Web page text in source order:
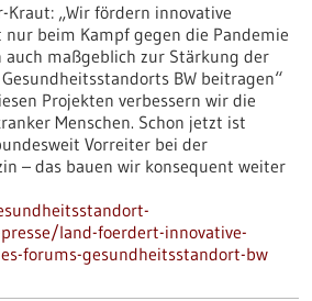
„Wir fördern innovative
beim Kampf gegen die Pandemie
maßgeblich zur Stärkung der
BW beitragen“
Projekten verbessern wir die
Menschen. Schon jetzt ist
Vorreiter bei der
– das bauen wir konsequent weiter
land-foerdert-innovative-
forums-gesundheitsstandort-bw